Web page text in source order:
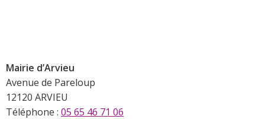
Mairie d’Arvieu
Avenue de Pareloup
12120 ARVIEU
Téléphone : 05 65 46 71 06